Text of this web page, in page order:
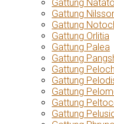
Gattung
Gattung
Gattung
Gattung Orlitia
Gattung Palea
Gattung
Gattung
Gattung
Gattung
Gattung
Gattung